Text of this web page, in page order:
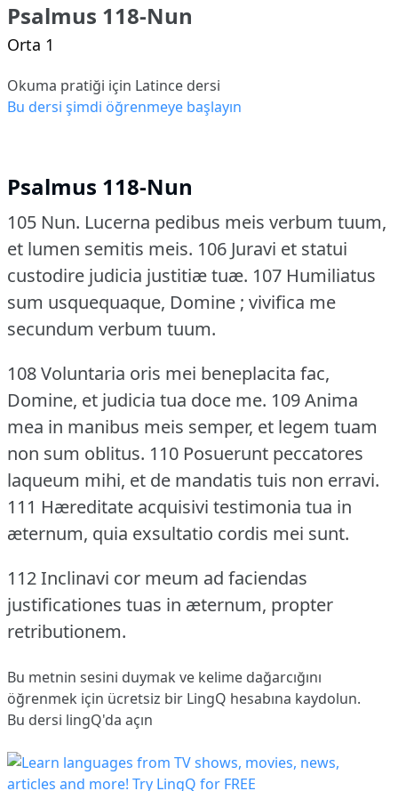
Psalmus 118-Nun
Orta 1
Okuma pratiği için Latince dersi
Bu dersi şimdi öğrenmeye başlayın
Psalmus 118-Nun
105 Nun. Lucerna pedibus meis verbum tuum,
et lumen semitis meis. 106 Juravi et statui
custodire judicia justitiæ tuæ. 107 Humiliatus
sum usquequaque, Domine ; vivifica me
secundum verbum tuum.
108 Voluntaria oris mei beneplacita fac,
Domine, et judicia tua doce me. 109 Anima
mea in manibus meis semper, et legem tuam
non sum oblitus. 110 Posuerunt peccatores
laqueum mihi, et de mandatis tuis non erravi.
111 Hæreditate acquisivi testimonia tua in
æternum, quia exsultatio cordis mei sunt.
112 Inclinavi cor meum ad faciendas
justificationes tuas in æternum, propter
retributionem.
Bu metnin sesini duymak ve kelime dağarcığını
öğrenmek için ücretsiz bir LingQ hesabına kaydolun.
Bu dersi lingQ'da açın